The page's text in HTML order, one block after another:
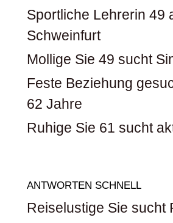
Sportliche Lehrerin 49
Schweinfurt
Mollige Sie 49 sucht
Feste Beziehung
62 Jahre
Ruhige Sie 61 sucht
ANTWORTEN SCHNELL
Reiselustige Sie sucht